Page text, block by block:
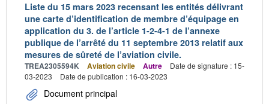
Liste du 15 mars 2023 recensant les entités délivrant
une carte d’identification de membre d’équipage en
application du 3. de l’article 1-2-4-1 de l’annexe
publique de l’arrêté du 11 septembre 2013 relatif aux
mesures de sûreté de l’aviation civile.
TREA2305594K Aviation civile Autre
Date de signature : 15-
03-2023
Date de publication : 16-03-2023
Document principal